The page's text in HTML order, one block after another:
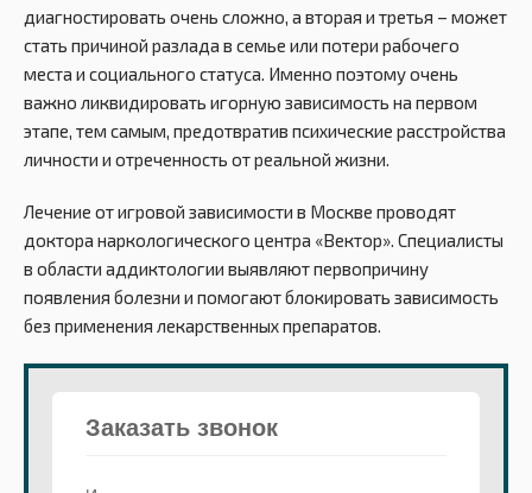
диагностировать очень сложно, а вторая и третья – может
стать причиной разлада в семье или потери рабочего
места и социального статуса. Именно поэтому очень
важно ликвидировать игорную зависимость на первом
этапе, тем самым, предотвратив психические расстройства
личности и отреченность от реальной жизни.
Лечение от игровой зависимости в Москве проводят
доктора наркологического центра «Вектор». Специалисты
в области аддиктологии выявляют первопричину
появления болезни и помогают блокировать зависимость
без применения лекарственных препаратов.